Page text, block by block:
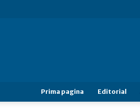
Prima pagina Editorial